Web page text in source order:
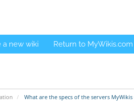
a new wiki Return to MyWikis.com
What are the specs of the servers MyWikis